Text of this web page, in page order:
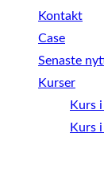
Kontakt
Case
Senaste
Kurser
Kurs
Kurs